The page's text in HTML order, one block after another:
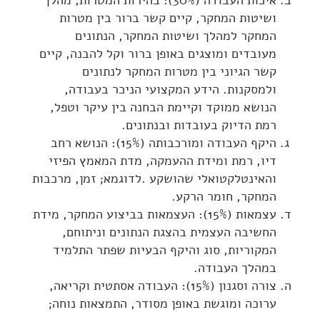
ושיטות המחקר, קיים קשר ברור בין מטרות
המחקר למהלך ושיטות המחקר, הנתונים
מעובדים ומוצגים באופן ברור וקל להבנה, קיים
קשר הגיוני בין מטרות המחקר לנתונים
ולמסקנות. הידע המקצועי הניכר בעבודה,
הנושא ממוקד וקיימת הבחנה בין עיקר וטפל,
רמת הדיוק בעובדות ובנתונים.
היקף העבודה ומורכבותה (15%): הנושא רחב
דיו, רמת ומידת ההעמקה, מדת המאמץ הפיזי
והאינטלקטואלי שהושקע .לדוגמא; זמן, מרכבות
המחקר, חומר הרקע.
עצמאות (15%): העצמאות בביצוע המחקר, מידת
החשיבה העצמית בהצגת הנתונים וניתוחם,
המקוריות, סוג והיקף הבעיות שפתר התלמיד
במהלך העבודה.
צורה וסגנון (15%): העבודה אסתטית וקריאה,
ערוכה ומוגשת באופן מסודר, התמצאות נוחה;